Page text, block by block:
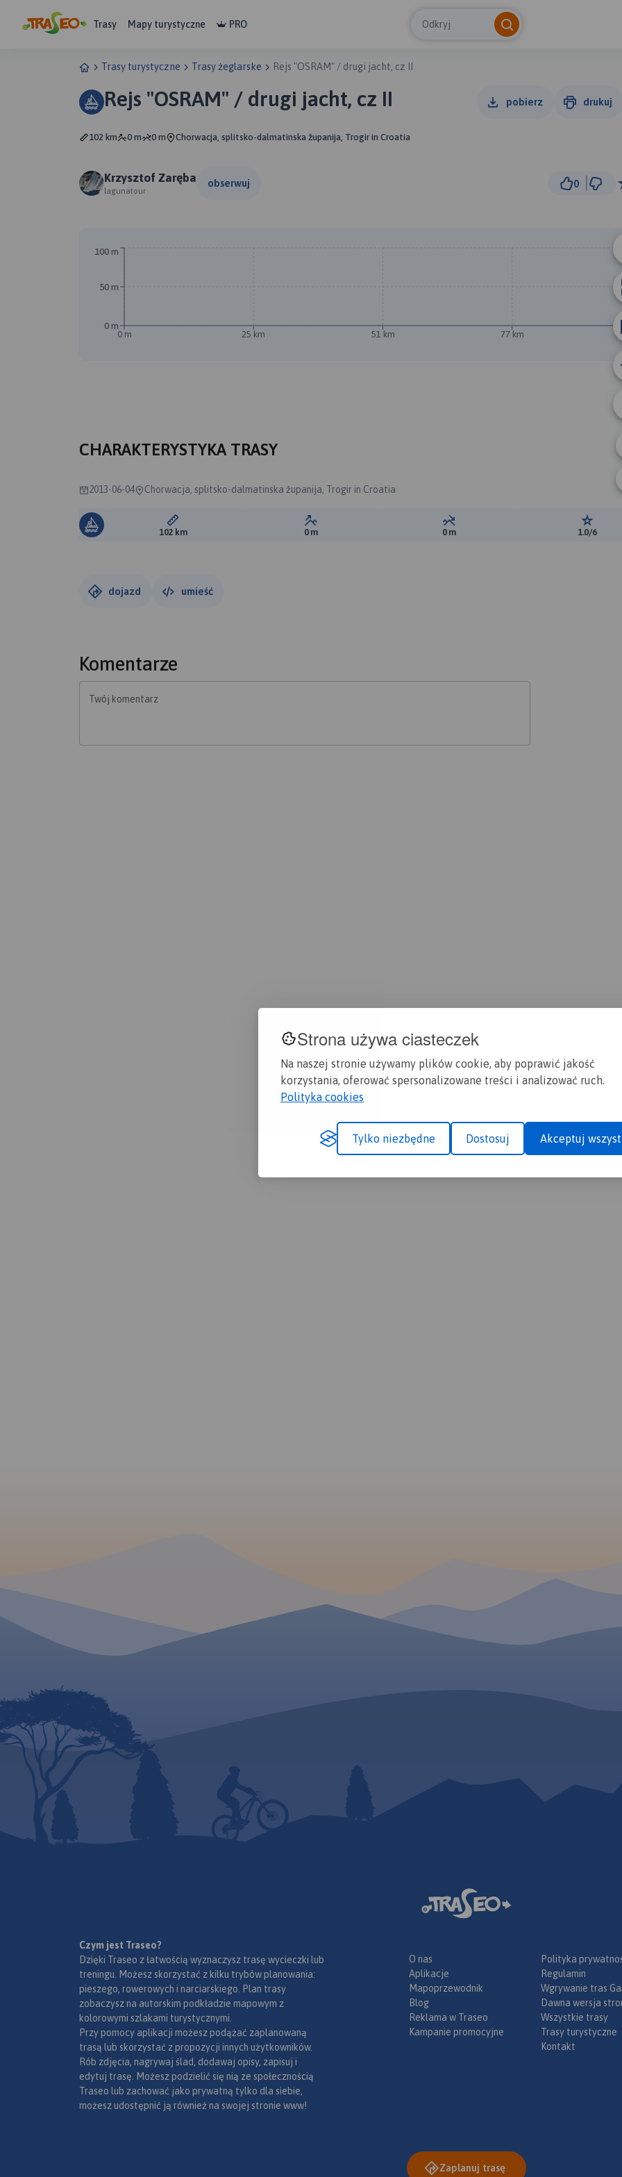
Strona używa ciasteczek
Na naszej stronie używamy plików cookie, aby poprawić jakość
korzystania, oferować spersonalizowane treści i analizować ruch.
Polityka cookies
Tylko niezbędne Dostosuj Akceptuj
Trasy Mapy turystyczne PRO Odkryj
Trasy turystyczne Trasy żeglarske Rejs "OSRAM" / drugi jacht, cz II
Rejs "OSRAM" / drugi jacht, cz II pobierz drukuj
102 km 0 m 0 m Chorwacja, splitsko-dalmatinska županija, Trogir in Croatia
Krzysztof Zaręba
lagunatour
obserwuj 0
0 m 25 km 51 km 77 km
0 m
50 m
100 m
CHARAKTERYSTYKA TRASY
2013-06-04 Chorwacja, splitsko-dalmatinska županija, Trogir in Croatia
Długość trasy:
102 km Suma przewyższeń:
0 m Suma spadków:
0 m Ocena
1.0/6
dojazd umieść
Komentarze
Twój komentarz
Czym jest Traseo?
Dzięki Traseo z łatwością wyznaczysz trasę wycieczki lub
treningu. Możesz skorzystać z kilku trybów planowania:
pieszego, rowerowych i narciarskiego. Plan trasy
zobaczysz na autorskim podkładzie mapowym z
kolorowymi szlakami turystycznymi.
Przy pomocy aplikacji możesz podążać zaplanowaną
trasą lub skorzystać z propozycji innych użytkowników.
Rób zdjęcia, nagrywaj ślad, dodawaj opisy, zapisuj i
edytuj trasę. Możesz podzielić się nią ze społecznością
Traseo lub zachować jako prywatną tylko dla siebie,
możesz udostępnić ją również na swojej stronie www!
O nas
Aplikacje
Mapoprzewodnik
Blog
Reklama w Traseo
Kampanie promocyjne
Polityka
Regulamin
Wgrywanie tras
Dawna wersja
Wszystkie trasy
Trasy turystyczne
Kontakt
Zaplanuj trasę